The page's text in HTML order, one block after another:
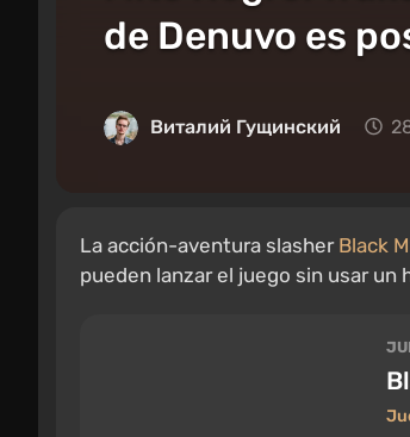
de Denuvo es
Виталий Гущинский
La acción-aventura slasher Black
pueden lanzar el juego sin usar un